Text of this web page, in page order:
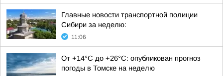
Главные новости транспортной полиции
Сибири за неделю:
11:06
От +14°С до +26°С: опубликован прогноз
погоды в Томске на неделю